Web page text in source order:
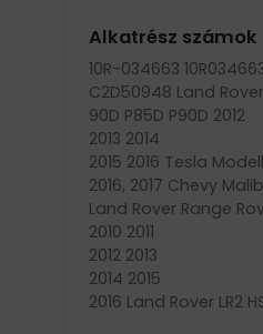
Alkatrész számok
10R-034663
C2D50948 Land
90D P85D P90D 2012
2013 2014
2015 2016 Tesla
2016, 2017 Chevy
Land Rover Range
2010 2011
2012 2013
2014 2015
2016 Land Rover LR2